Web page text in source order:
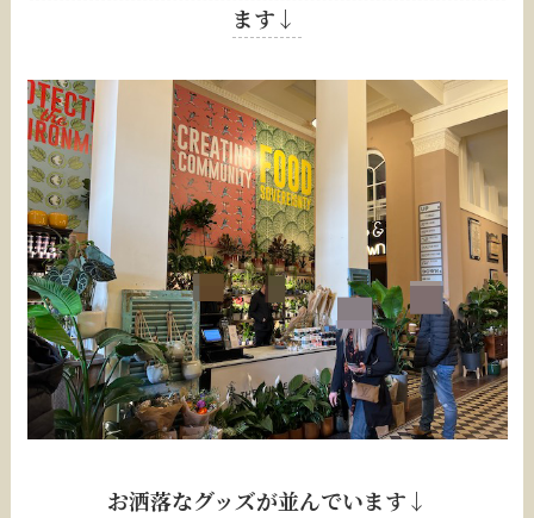
ます↓
お洒落なグッズが並んでいます↓